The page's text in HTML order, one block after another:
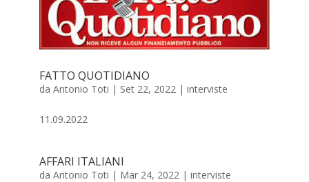
FATTO QUOTIDIANO
da Antonio Toti | Set 22, 2022 | interviste
11.09.2022
AFFARI ITALIANI
da Antonio Toti | Mar 24, 2022 | interviste